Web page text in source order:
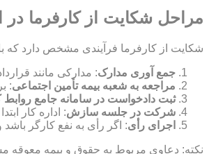
مراحل شکایت از کارفرما در
شکایت از کارفرما فرآیندی مشخص دارد که
جمع آوری مدارک: مدارکی مانند
مراجعه به شعبه بیمه تأمین اجتماعی:
ثبت دادخواست در سامانه جامع روابط
شرکت در جلسه سازش: اداره کار
اجرای رأی: اگر رأی به نفع کارگر
نکته: دعاوی مربوط به حقوق و بیمه معوقه